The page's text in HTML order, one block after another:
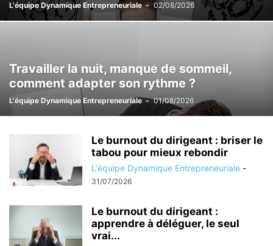
L'équipe Dynamique Entrepreneuriale - 02/08/2026
Travailler la nuit, manque de sommeil,
comment adapter son rythme ?
L'équipe Dynamique Entrepreneuriale - 01/08/2026
Le burnout du dirigeant : briser le
tabou pour mieux rebondir
L'équipe Dynamique Entrepreneuriale -
31/07/2026
Le burnout du dirigeant :
apprendre à déléguer, le seul
vrai...